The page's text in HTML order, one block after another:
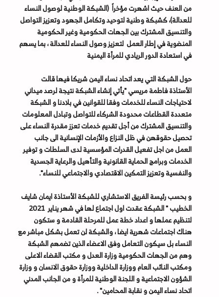
من العنف حيث اشهرت مؤخراً (الشبكة الوطنية لوصول النساء
للعدالة)، كشبكة وطنية لتوحيد وتكامل الجهود وتعزيز التواصل
والتنسيق المشترك بين الجهات الحكومية وغير الحكومية
المنضوية في إطار العمل لتعزيز وصول النساء للعدالة ، بما يسهم
في استعادة الدور الريادي للمرأة اليمنية
حول الشبكة التي يعد اتحاد نساء اليمن شريكا فيها قالت
الأستاذة فاطمة مريسي "يأتي إنشاء الشبكة نتيجة لرصد ميداني
لاحتياجات النساء للخدمات وفقا للقوانين في بلادنا و الشبكة
متعددة القطاعات محدودة الشركاء للتواصل وتبادل المعلومات
والتنسيق المشترك من أجل تقديم خدمات تعزز مقدرة النساء على
تحصيل حقوقهن في ظل النزاع والأزمات الإنسانية الى جانب
العمل من اجل تفعيل القدرات المؤسسية لدى السلطات و توفير
الخدمات وبرامج الحماية القانونية والتأهيل والرعاية الجسدية
والنفسية وتعزيز التمكين الاقتصادي والاجتماعي للنساء".
و بحسب رئيسة الفريق الاستشاري للشبكة الأستاذة ايمان شايف
الخطيب " الشبكة عقدت اول اجتماع لها في شهر يناير 2021
لتنظيم عملها و اعداد خطة عمل للمرحلة القادمة و ستكون
هناك اجتماعات شهرية ايضا ، والشبكة لن تعمل بشكل مباشر مع
النساء بل سيكون التعامل وفق الاعضاء الذين تضمهم الشبكة
وهم من الجهات الحكومية وزارة العدل و مكتب القضاء الاعلى
ومكتب النائب العام ووزارة الداخلية ووزارة حقوق الانسان و وزارة
الشؤون الاجتماعية و اللجنة الوطنية للمرأة و من الجانب المدني
اتحاد نساء اليمن و نقابة المحامين" .